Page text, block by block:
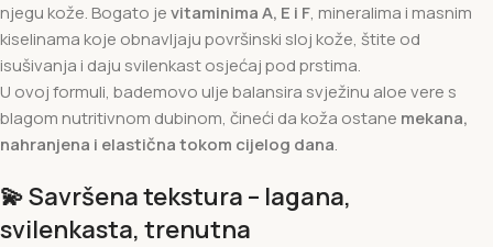
njegu kože. Bogato jevitaminima A, E i F, mineralima i masnim
kiselinama koje obnavljaju površinski sloj kože, štite od
isušivanja i daju svilenkast osjećaj pod prstima.
U ovoj formuli, bademovo ulje balansira svježinu aloe vere s
blagom nutritivnom dubinom, čineći da koža ostane mekana,
nahranjena i elastična tokom cijelog dana.
💫Savršena tekstura – lagana,
svilenkasta, trenutna